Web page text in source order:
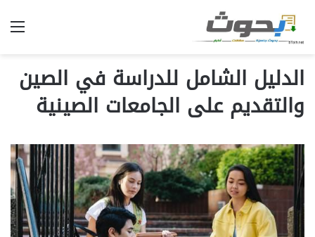
الدليل الشامل للدراسة في الصين
والتقديم على الجامعات الصينية